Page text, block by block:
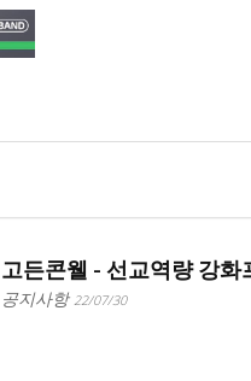
고든콘웰 - 선교역량 강화
공지사항 22/07/30